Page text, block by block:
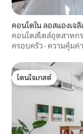
คอนโดใน ลอสแองเจลิ
คอนโดสไตล์อุตสาห
ครอบครัว · ความคุ้มค่า
โดนใจเกสต์
โดนใจเกสต์